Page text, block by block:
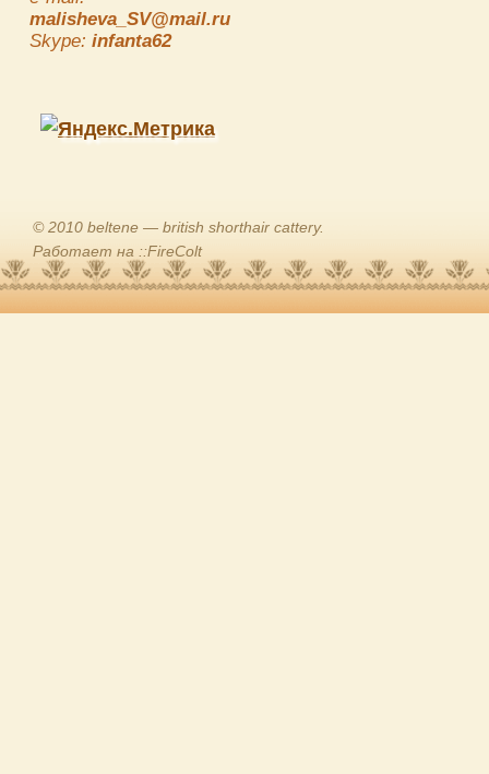
malisheva_SV@mail.ru
Skype: infanta62
© 2010 beltene — british shorthair cattery.
Работает на ::FireColt